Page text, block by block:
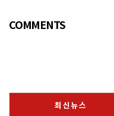
COMMENTS
최신뉴스